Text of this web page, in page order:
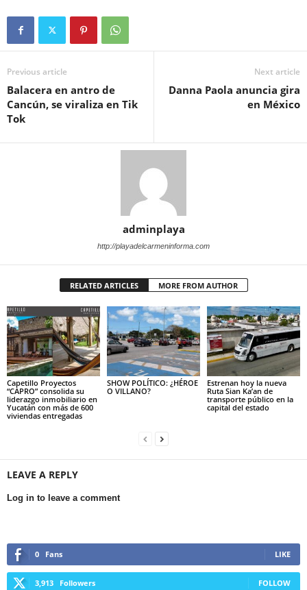
Previous article
Balacera en antro de
Cancún, se viraliza en Tik
Tok
Next article
Danna Paola anuncia gira
en México
adminplaya
http://playadelcarmeninforma.com
RELATED ARTICLES MORE FROM AUTHOR
Capetillo Proyectos
“CAPRO” consolida su
liderazgo inmobiliario en
Yucatán con más de 600
viviendas entregadas
SHOW POLÍTICO: ¿HÉROE
O VILLANO?
Estrenan hoy la nueva
Ruta Sian Ka’an de
transporte público en la
capital del estado
LEAVE A REPLY
Log in to leave a comment
0 Fans LIKE
3,913 Followers FOLLOW